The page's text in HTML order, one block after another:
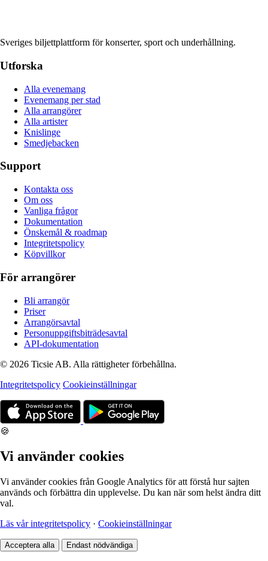
Sveriges biljettplattform för konserter, sport och underhållning.
Utforska
Alla evenemang
Evenemang per stad
Alla arrangörer
Alla artister
Knislinge
Smedjebacken
Support
Kontakta oss
Om oss
Vanliga frågor
Dokumentation
Önskemål & roadmap
Integritetspolicy
Köpvillkor
För arrangörer
Bli arrangör
Priser
Arrangörsavtal
Personuppgiftsbiträdesavtal
API-dokumentation
© 2026 Ticsie AB. Alla rättigheter förbehållna.
Integritetspolicy Cookieinställningar
🍪
Vi använder cookies
Vi använder cookies från Google Analytics för att förstå hur sajten
används och förbättra din upplevelse. Du kan när som helst ändra ditt
val.
Läs vår integritetspolicy · Cookieinställningar
Acceptera alla Endast nödvändiga